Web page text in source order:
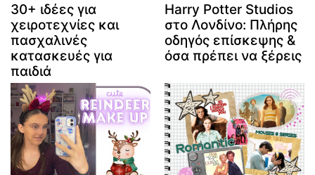
30+ ιδέες για
χειροτεχνίες και
πασχαλινές
κατασκευές για
παιδιά
Harry Potter Studios
στο Λονδίνο: Πλήρης
οδηγός επίσκεψης &
όσα πρέπει να ξέρεις